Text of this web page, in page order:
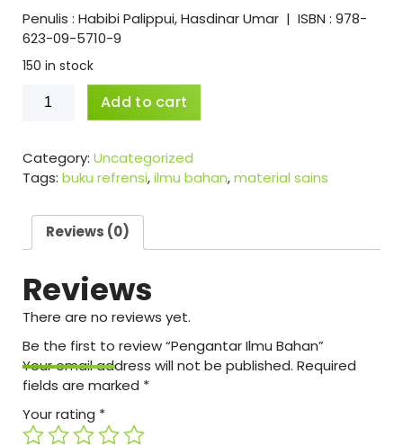
Penulis : Habibi Palippui, Hasdinar Umar | ISBN : 978-
623-09-5710-9
150 in stock
Pengantar
Ilmu
quantity
Add to cart
Category: Uncategorized
Tags: buku refrensi,ilmu bahan,material sains
Reviews (0)
Reviews
There are no reviews yet.
Be the first to review “Pengantar Ilmu Bahan”
Your email address will not be published. Required
fields are marked *
Your rating *